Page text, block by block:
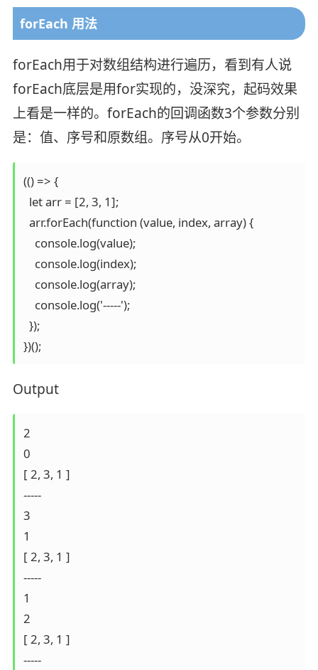
forEach 用法
forEach用于对数组结构进行遍历，看到有人说
forEach底层是用for实现的，没深究，起码效果
上看是一样的。forEach的回调函数3个参数分别
是：值、序号和原数组。序号从0开始。
(() => {
  let arr = [2, 3, 1];
  arr.forEach(function (value, index, array) {
    console.log(value);
    console.log(index);
    console.log(array);
    console.log('-----');
  });
})();
Output
2
0
[ 2, 3, 1 ]
-----
3
1
[ 2, 3, 1 ]
-----
1
2
[ 2, 3, 1 ]
-----